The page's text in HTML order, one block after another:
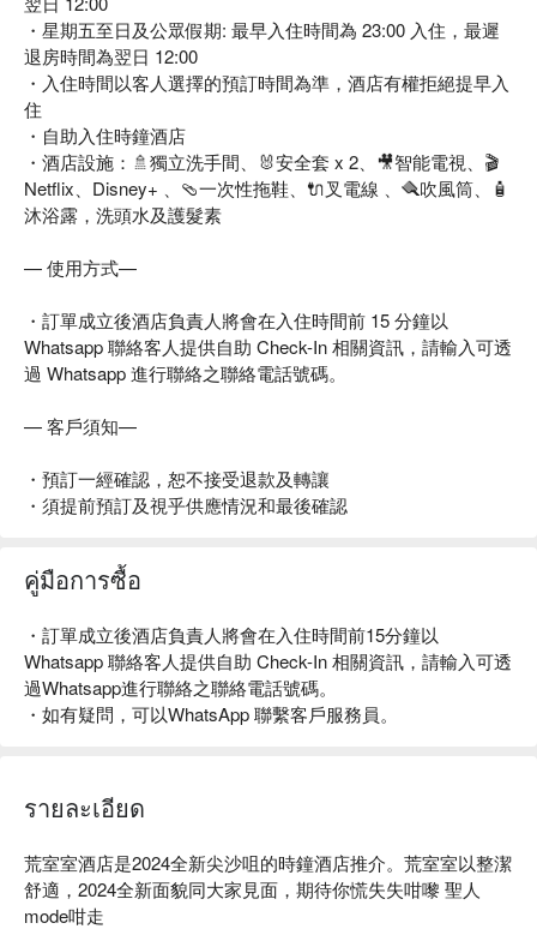
・星期五至日及公眾假期: 最早入住時間為 23:00 入住，最遲
退房時間為翌日 12:00
・入住時間以客人選擇的預訂時間為準，酒店有權拒絕提早入
住
・自助入住時鐘酒店
・酒店設施：🚿獨立洗手間、🐰安全套 x 2、🎥智能電視、🎬
Netflix、Disney+ 、🩴一次性拖鞋、🔌叉電線 、🪮吹風筒、🧴
沐浴露，洗頭水及護髮素
— 使用方式—
・訂單成立後酒店負責人將會在入住時間前 15 分鐘以
Whatsapp 聯絡客人提供自助 Check-In 相關資訊，請輸入可透
過 Whatsapp 進行聯絡之聯絡電話號碼。
— 客戶須知—
・預訂一經確認，恕不接受退款及轉讓
・須提前預訂及視乎供應情況和最後確認
คู่มือการซื้อ
・訂單成立後酒店負責人將會在入住時間前15分鐘以
Whatsapp 聯絡客人提供自助 Check-In 相關資訊，請輸入可透
過Whatsapp進行聯絡之聯絡電話號碼。
・如有疑問，可以WhatsApp 聯繫客戶服務員。
รายละเอียด
荒室室酒店是2024全新尖沙咀的時鐘酒店推介。荒室室以整潔
舒適，2024全新面貌同大家見面，期待你慌失失咁嚟 聖人
mode咁走